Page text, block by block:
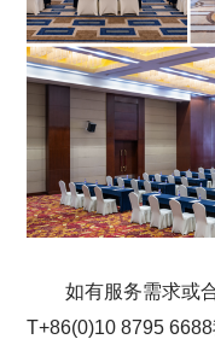
如有服务需求或
T+86(0)10 8795